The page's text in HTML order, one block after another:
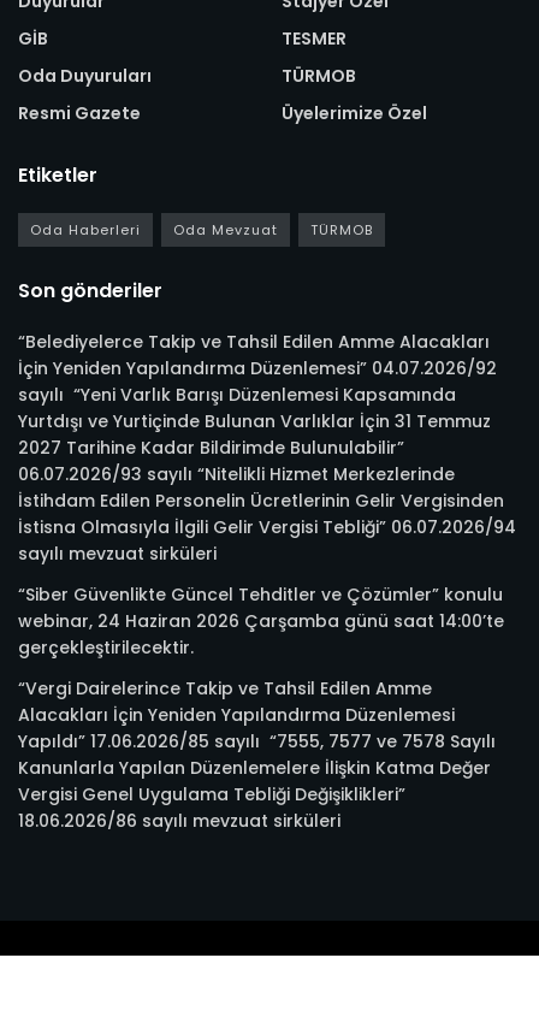
GİB
Oda Duyuruları
Resmi Gazete
TESMER
TÜRMOB
Üyelerimize Özel
Etiketler
Oda Haberleri Oda Mevzuat TÜRMOB
Son gönderiler
“Belediyelerce Takip ve Tahsil Edilen Amme Alacakları
İçin Yeniden Yapılandırma Düzenlemesi” 04.07.2026/92
sayılı “Yeni Varlık Barışı Düzenlemesi Kapsamında
Yurtdışı ve Yurtiçinde Bulunan Varlıklar İçin 31 Temmuz
2027 Tarihine Kadar Bildirimde Bulunulabilir”
06.07.2026/93 sayılı “Nitelikli Hizmet Merkezlerinde
İstihdam Edilen Personelin Ücretlerinin Gelir Vergisinden
İstisna Olmasıyla İlgili Gelir Vergisi Tebliği” 06.07.2026/94
sayılı mevzuat sirküleri
“Siber Güvenlikte Güncel Tehditler ve Çözümler” konulu
webinar, 24 Haziran 2026 Çarşamba günü saat 14:00’te
gerçekleştirilecektir.
“Vergi Dairelerince Takip ve Tahsil Edilen Amme
Alacakları İçin Yeniden Yapılandırma Düzenlemesi
Yapıldı” 17.06.2026/85 sayılı “7555, 7577 ve 7578 Sayılı
Kanunlarla Yapılan Düzenlemelere İlişkin Katma Değer
Vergisi Genel Uygulama Tebliği Değişiklikleri”
18.06.2026/86 sayılı mevzuat sirküleri